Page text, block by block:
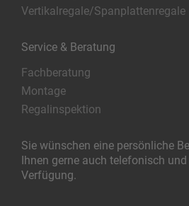
Vertikalregale/Spanplattenregale
Service & Beratung
Fachberatung
Montage
Regalinspektion
Sie wünschen eine persönliche
Ihnen gerne auch telefonisch
Verfügung.